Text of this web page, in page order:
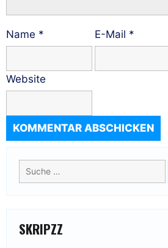
Name * E-Mail *
Website
Suche
nach:
SKRIPZZ